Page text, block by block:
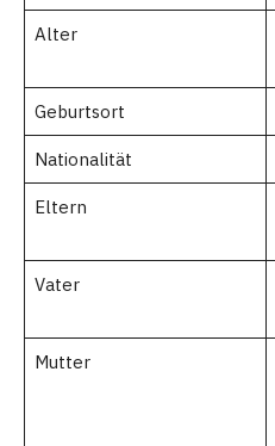
Alter
Geburtsort
Nationalität
Eltern
Vater
Mutter